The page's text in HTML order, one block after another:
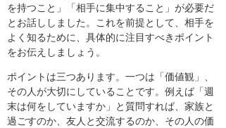
を持つこと」「相手に集中すること」が必要だ
とお話ししました。これを前提として、相手を
よく知るために、具体的に注目すべきポイント
をお伝えしましょう。
ポイントは三つあります。一つは「価値観」、
その人が大切にしていることです。例えば「週
末は何をしていますか」と質問すれば、家族と
過ごすのか、友人と交流するのか、その人の価